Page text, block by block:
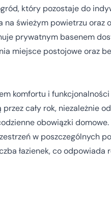
który pozostaje do
na świeżym powietrzu oraz
prywatnym basenem
miejsce postojowe oraz
komfortu i
cały rok, niezależnie
obowiązki
w poszczególnych
łazienek, co odpowiada